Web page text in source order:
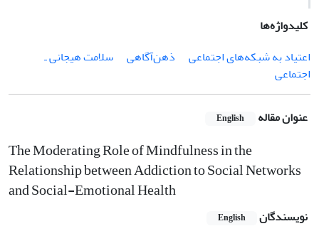
کلیدواژه‌ها
اعتیاد به شبکه‌های اجتماعی
ذهن‌آگاهی
سلامت هیجانی ـ
اجتماعی
عنوان مقاله English
The Moderating Role of Mindfulness in the
Relationship between Addiction to Social Networks
and Social-Emotional Health
نویسندگان English